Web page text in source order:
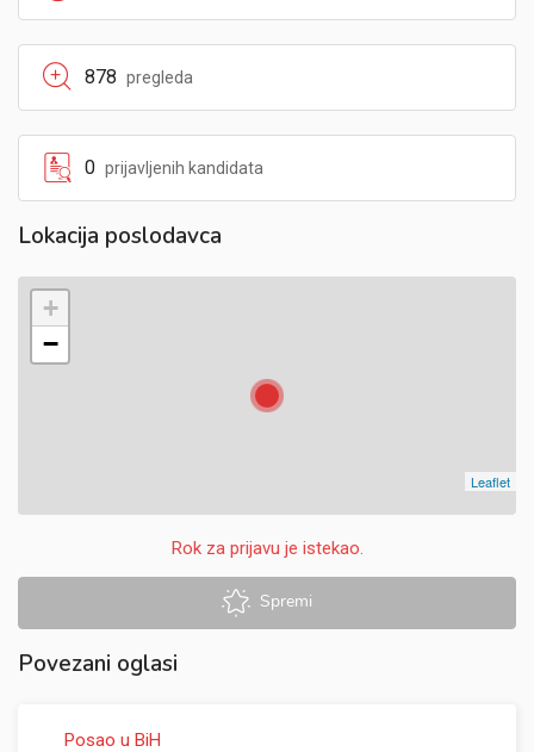
878 pregleda
0 prijavljenih kandidata
Lokacija poslodavca
+
−
Leaflet
Rok za prijavu je istekao.
Spremi
Povezani oglasi
Posao u BiH